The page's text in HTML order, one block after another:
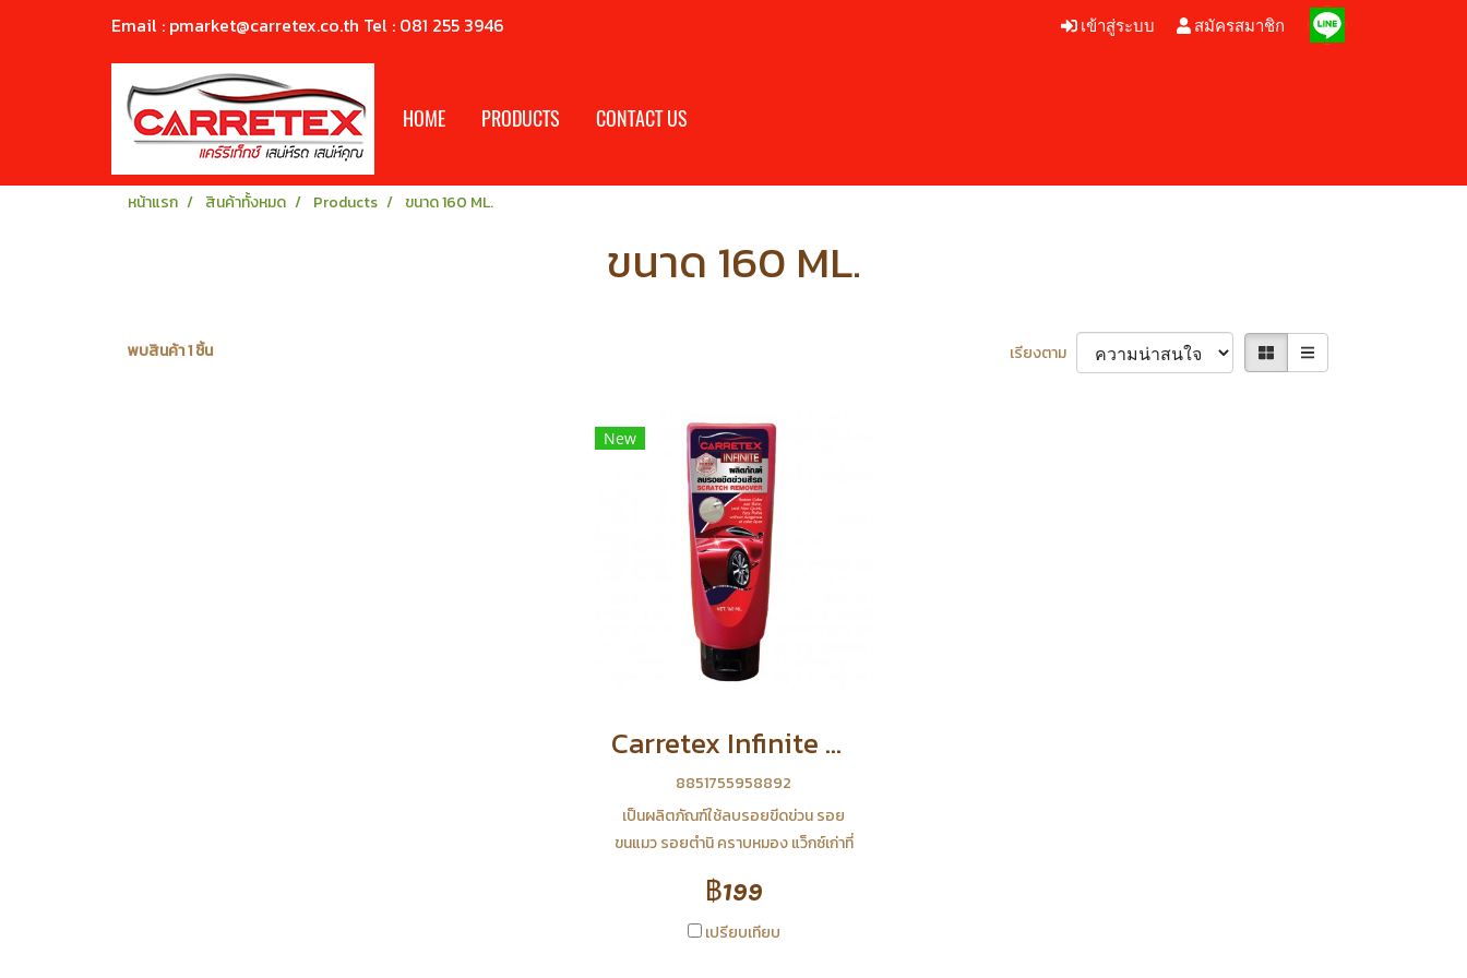
Email : pmarket@carretex.co.th Tel : 081 255 3946 เข้าสู่ระบบ สมัครสมาชิก
HOME PRODUCTS CONTACT US
หน้าแรก สินค้าทั้งหมด Products ขนาด 160 ML.
ขนาด 160 ML.
พบสินค้า 1 ชิ้น เรียงตาม
New
Carretex Infinite ผลิตภัณฑ์ขัดรอยขนแมวขีดข่วน 160 มล.
8851755958892
เป็นผลิตภัณฑ์ใช้ลบรอยขีดข่วน รอย
ขนแมว รอยตำนิ คราบหมอง แว็กซ์เก่าที่
ความเงาใหม่เรียบเนียนให้กับสีรถ แคร์รี
แท็กซ์ สแครทช์ รีมูฟเวอร์ มี
฿199
เปรียบเทียบ